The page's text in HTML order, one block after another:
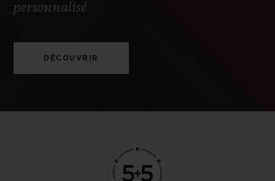
personnalisé
DÉCOUVRIR